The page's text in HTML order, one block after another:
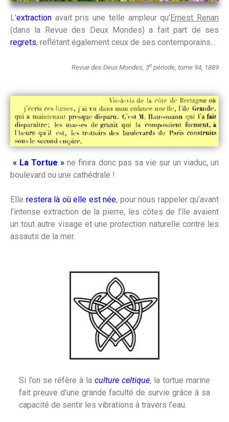
L’extraction avait pris une telle ampleur qu’ Ernest Renan
(dans la Revue des Deux Mondes) a fait part de ses
regrets, reflétant également ceux de ses contemporains…
Revue des Deux Mondes, 3e période, tome 94, 1889
« La Tortue » ne finira donc pas sa vie sur un viaduc, un
boulevard ou une cathédrale !
Elle restera là où elle est née, pour nous rappeler qu’avant
l’intense extraction de la pierre, les côtes de l’île avaient
un tout autre visage et une protection naturelle contre les
assauts de la mer.
Si l’on se réfère à la culture celtique, la tortue marine
fait preuve d’une grande faculté de survie grâce à sa
capacité de sentir les vibrations à travers l’eau.